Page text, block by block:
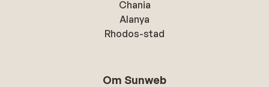
Chania
Alanya
Rhodos-stad
Om Sunweb